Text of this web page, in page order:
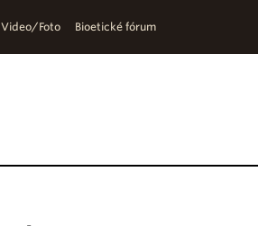
Video/Foto Bioetické fórum